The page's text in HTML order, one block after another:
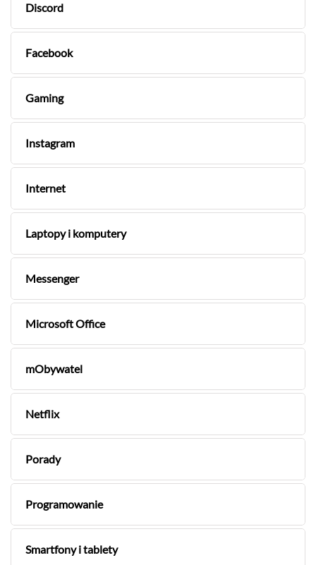
Discord
Facebook
Gaming
Instagram
Internet
Laptopy i komputery
Messenger
Microsoft Office
mObywatel
Netflix
Porady
Programowanie
Smartfony i tablety